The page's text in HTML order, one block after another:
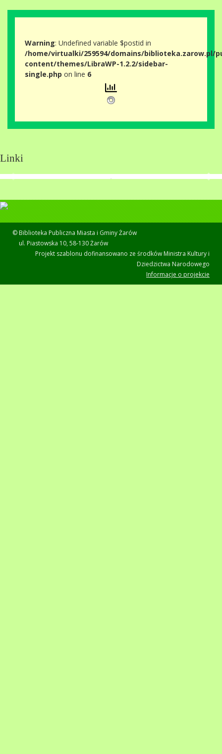
Warning: Undefined variable $postid in
/home/virtualki/259594/domains/biblioteka.zarow.pl/
content/themes/LibraWP-1.2.2/sidebar-
single.php on line 6
Linki
© Biblioteka Publiczna Miasta i Gminy Żarów
ul. Piastowska 10, 58-130 Żarów
Projekt szablonu dofinansowano ze środków Ministra Kultury i
Dziedzictwa Narodowego
Informacje o projekcie